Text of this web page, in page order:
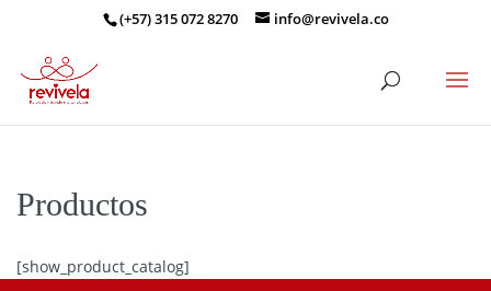
(+57) 315 072 8270 info@revivela.co
Productos
[show_product_catalog]